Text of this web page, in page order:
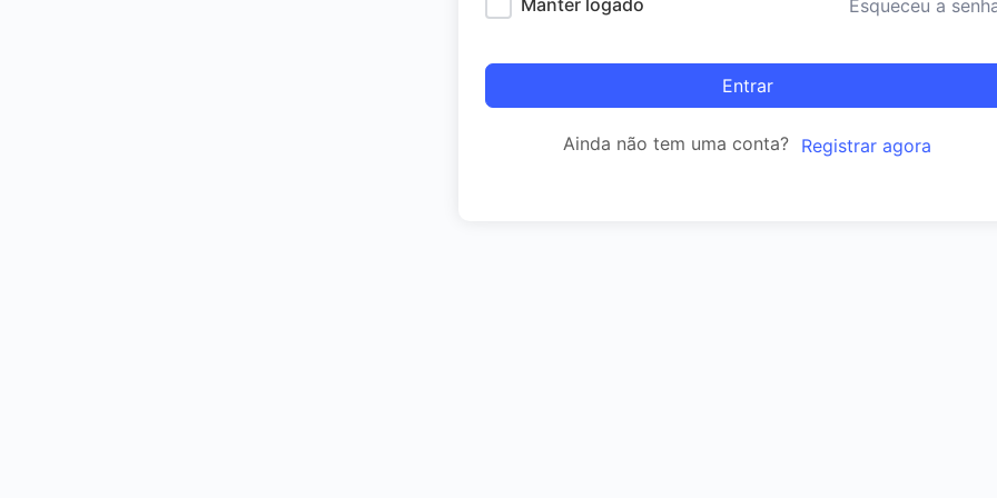
Manter logado Esqueceu a
Entrar
Ainda não tem uma conta? Registrar agora